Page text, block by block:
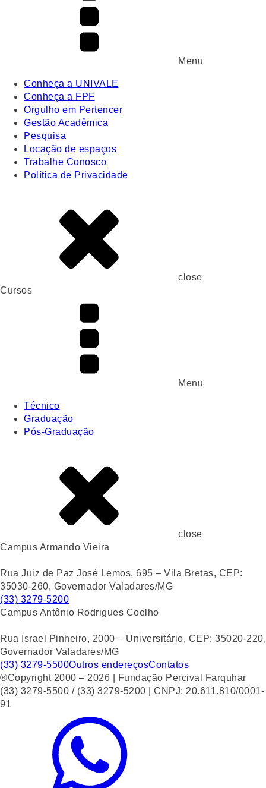
Menu
Conheça a UNIVALE
Conheça a FPF
Orgulho em Pertencer
Gestão Acadêmica
Pesquisa
Locação de espaços
Trabalhe Conosco
Política de Privacidade
close
Cursos
Menu
Técnico
Graduação
Pós-Graduação
close
Campus Armando Vieira
Rua Juiz de Paz José Lemos, 695 – Vila Bretas, CEP:
35030-260, Governador Valadares/MG
(33) 3279-5200
Campus Antônio Rodrigues Coelho
Rua Israel Pinheiro, 2000 – Universitário, CEP: 35020-220,
Governador Valadares/MG
(33) 3279-5500Outros endereçosContatos
®Copyright 2000 – 2026 | Fundação Percival Farquhar
(33) 3279-5500 / (33) 3279-5200 | CNPJ: 20.611.810/0001-
91